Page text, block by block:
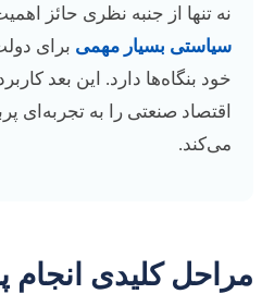
نه تنها از جنبه نظری حائز
سیاستی بسیار مهمی برای
خود بنگاه‌ها دارد. این بعد
اقتصاد صنعتی را به تجربه‌ای
می‌کند.
مراحل کلیدی انجام